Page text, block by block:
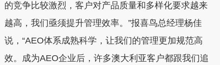
的竞争比较激烈，客户对产品质量和多样化要求越来
越高，我们亟须提升管理效率。”报喜鸟总经理杨佳
说，“AEO体系成熟科学，让我们的管理更加规范高
效。成为AEO企业后，许多澳大利亚客户都跟我们追